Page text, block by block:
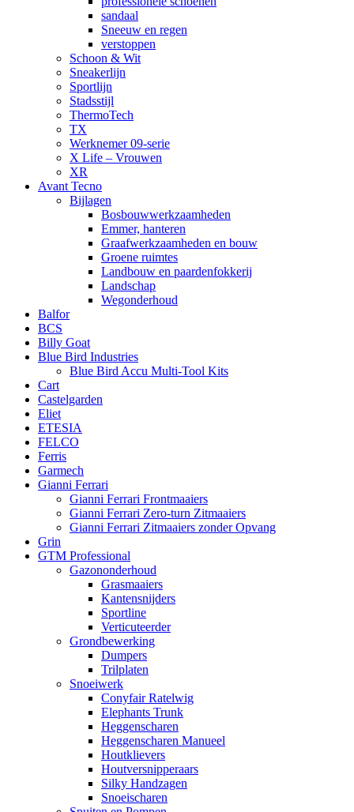
sandaal
Sneeuw en regen
verstoppen
Schoon & Wit
Sneakerlijn
Sportlijn
Stadsstijl
ThermoTech
TX
Werknemer 09-serie
X Life – Vrouwen
XR
Avant Tecno
Bijlagen
Bosbouwwerkzaamheden
Emmer, hanteren
Graafwerkzaamheden en bouw
Groene ruimtes
Landbouw en paardenfokkerij
Landschap
Wegonderhoud
Balfor
BCS
Billy Goat
Blue Bird Industries
Blue Bird Accu Multi-Tool Kits
Cart
Castelgarden
Eliet
ETESIA
FELCO
Ferris
Garmech
Gianni Ferrari
Gianni Ferrari Frontmaaiers
Gianni Ferrari Zero-turn Zitmaaiers
Gianni Ferrari Zitmaaiers zonder Opvang
Grin
GTM Professional
Gazononderhoud
Grasmaaiers
Kantensnijders
Sportline
Verticuteerder
Grondbewerking
Dumpers
Trilplaten
Snoeiwerk
Conyfair Ratelwig
Elephants Trunk
Heggenscharen
Heggenscharen Manueel
Houtklievers
Houtversnipperaars
Silky Handzagen
Snoeischaren